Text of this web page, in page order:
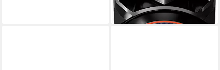
-36%
in 2-3 Werktagen bei dir